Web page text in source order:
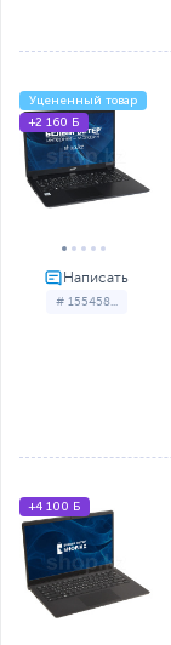
# 155458...
Уцененный товар
+2 160 Б
+4 100 Б